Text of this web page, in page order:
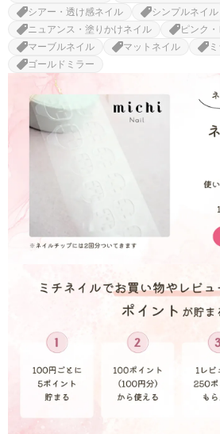
シアー・透け感ネイル シンプルネイル
ニュアンス・塗りかけネイル
ピンク
マーブルネイル
マットネイル
ゴールドミラー